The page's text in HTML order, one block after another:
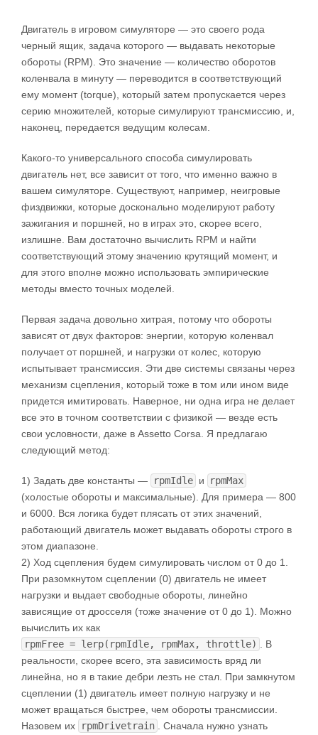
Двигатель в игровом симуляторе — это своего рода
черный ящик, задача которого — выдавать некоторые
обороты (RPM). Это значение — количество оборотов
коленвала в минуту — переводится в соответствующий
ему момент (torque), который затем пропускается через
серию множителей, которые симулируют трансмиссию, и,
наконец, передается ведущим колесам.
Какого-то универсального способа симулировать
двигатель нет, все зависит от того, что именно важно в
вашем симуляторе. Существуют, например, неигровые
физдвижки, которые досконально моделируют работу
зажигания и поршней, но в играх это, скорее всего,
излишне. Вам достаточно вычислить RPM и найти
соответствующий этому значению крутящий момент, и
для этого вполне можно использовать эмпирические
методы вместо точных моделей.
Первая задача довольно хитрая, потому что обороты
зависят от двух факторов: энергии, которую коленвал
получает от поршней, и нагрузки от колес, которую
испытывает трансмиссия. Эти две системы связаны через
механизм сцепления, который тоже в том или ином виде
придется имитировать. Наверное, ни одна игра не делает
все это в точном соответствии с физикой — везде есть
свои условности, даже в Assetto Corsa. Я предлагаю
следующий метод:
1) Задать две константы — rpmIdle и
rpmMax
(холостые обороты и максимальные). Для примера — 800
и 6000. Вся логика будет плясать от этих значений,
работающий двигатель может выдавать обороты строго в
этом диапазоне.
2) Ход сцепления будем симулировать числом от 0 до 1.
При разомкнутом сцеплении (0) двигатель не имеет
нагрузки и выдает свободные обороты, линейно
зависящие от дросселя (тоже значение от 0 до 1). Можно
вычислить их как
rpmFree = lerp(rpmIdle, rpmMax, throttle)
. В
реальности, скорее всего, эта зависимость вряд ли
линейна, но я в такие дебри лезть не стал. При замкнутом
сцеплении (1) двигатель имеет полную нагрузку и не
может вращаться быстрее, чем обороты трансмиссии.
Назовем их
rpmDrivetrain
. Сначала нужно узнать